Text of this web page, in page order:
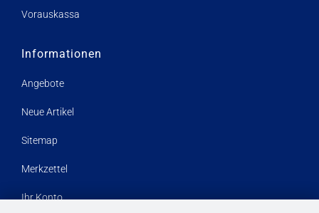
Vorauskassa
Informationen
Angebote
Neue Artikel
Sitemap
Merkzettel
Ihr Konto